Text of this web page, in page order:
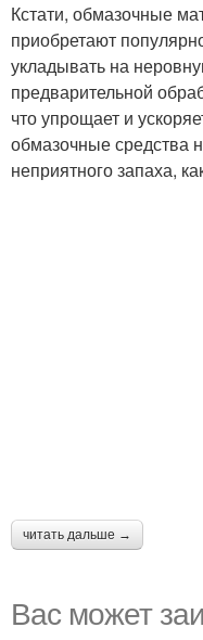
Кстати, обмазочные
приобретают
укладывать на
предварительной
что упрощает и
обмазочные средства
неприятного запаха,
читать дальше →
Вас может